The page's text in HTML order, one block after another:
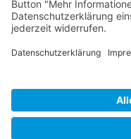
© 2026 -
AGB